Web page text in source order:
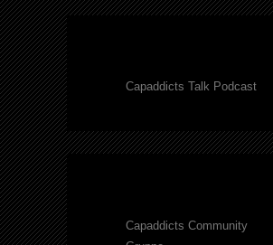
Capaddicts Talk Podcast
Capaddicts Community